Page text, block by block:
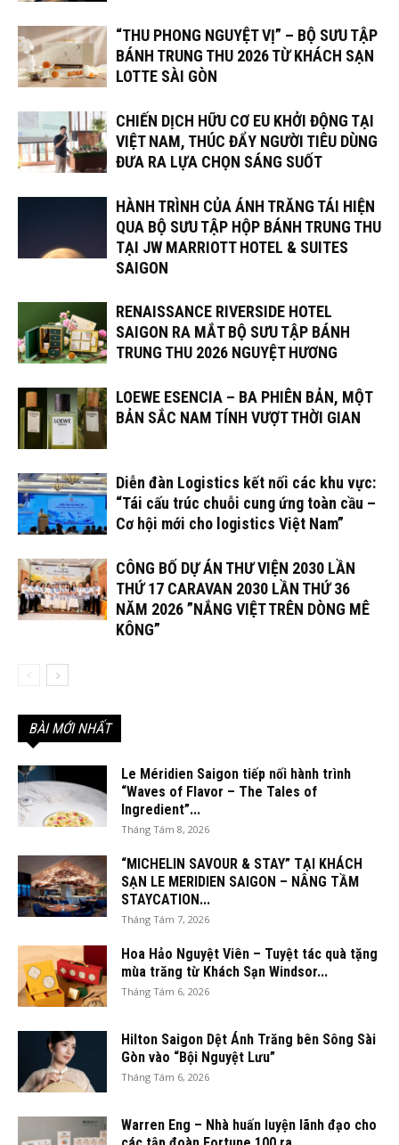
“THU PHONG NGUYỆT VỊ” – BỘ SƯU TẬP
BÁNH TRUNG THU 2026 TỪ KHÁCH SẠN
LOTTE SÀI GÒN
CHIẾN DỊCH HỮU CƠ EU KHỞI ĐỘNG TẠI
VIỆT NAM, THÚC ĐẨY NGƯỜI TIÊU DÙNG
ĐƯA RA LỰA CHỌN SÁNG SUỐT
HÀNH TRÌNH CỦA ÁNH TRĂNG TÁI HIỆN
QUA BỘ SƯU TẬP HỘP BÁNH TRUNG THU
TẠI JW MARRIOTT HOTEL & SUITES
SAIGON
RENAISSANCE RIVERSIDE HOTEL
SAIGON RA MẮT BỘ SƯU TẬP BÁNH
TRUNG THU 2026 NGUYỆT HƯƠNG
LOEWE ESENCIA – BA PHIÊN BẢN, MỘT
BẢN SẮC NAM TÍNH VƯỢT THỜI GIAN
Diễn đàn Logistics kết nối các khu vực:
“Tái cấu trúc chuỗi cung ứng toàn cầu –
Cơ hội mới cho logistics Việt Nam”
CÔNG BỐ DỰ ÁN THƯ VIỆN 2030 LẦN
THỨ 17 CARAVAN 2030 LẦN THỨ 36
NĂM 2026 ”NẮNG VIỆT TRÊN DÒNG MÊ
KÔNG”
BÀI MỚI NHẤT
Le Méridien Saigon tiếp nối hành trình
“Waves of Flavor – The Tales of
Ingredient”...
Tháng Tám 8, 2026
“MICHELIN SAVOUR & STAY” TẠI KHÁCH
SẠN LE MERIDIEN SAIGON – NÂNG TẦM
STAYCATION...
Tháng Tám 7, 2026
Hoa Hảo Nguyệt Viên – Tuyệt tác quà tặng
mùa trăng từ Khách Sạn Windsor...
Tháng Tám 6, 2026
Hilton Saigon Dệt Ánh Trăng bên Sông Sài
Gòn vào “Bội Nguyệt Lưu”
Tháng Tám 6, 2026
Warren Eng – Nhà huấn luyện lãnh đạo cho